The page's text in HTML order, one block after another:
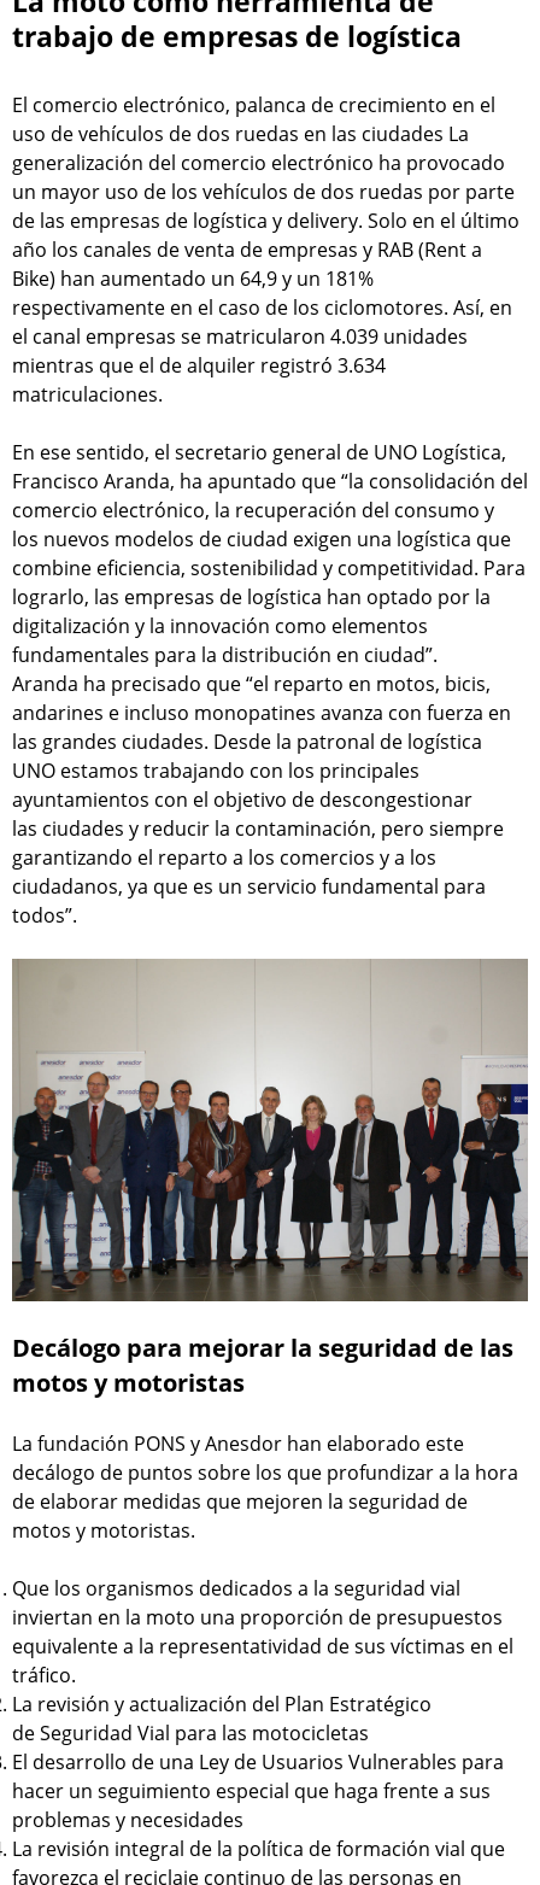
trabajo de empresas de logística
El comercio electrónico, palanca de crecimiento en el
uso de vehículos de dos ruedas en las ciudades La
generalización del comercio electrónico ha provocado
un mayor uso de los vehículos de dos ruedas por parte
de las empresas de logística y delivery. Solo en el último
año los canales de venta de empresas y RAB (Rent a
Bike) han aumentado un 64,9 y un 181%
respectivamente en el caso de los ciclomotores. Así, en
el canal empresas se matricularon 4.039 unidades
mientras que el de alquiler registró 3.634
matriculaciones.
En ese sentido, el secretario general de UNO Logística,
Francisco Aranda, ha apuntado que “la consolidación del
comercio electrónico, la recuperación del consumo y
los nuevos modelos de ciudad exigen una logística que
combine eficiencia, sostenibilidad y competitividad. Para
lograrlo, las empresas de logística han optado por la
digitalización y la innovación como elementos
fundamentales para la distribución en ciudad”.
Aranda ha precisado que “el reparto en motos, bicis,
andarines e incluso monopatines avanza con fuerza en
las grandes ciudades. Desde la patronal de logística
UNO estamos trabajando con los principales
ayuntamientos con el objetivo de descongestionar
las ciudades y reducir la contaminación, pero siempre
garantizando el reparto a los comercios y a los
ciudadanos, ya que es un servicio fundamental para
todos”.
Decálogo para mejorar la seguridad de las
motos y motoristas
La fundación PONS y Anesdor han elaborado este
decálogo de puntos sobre los que profundizar a la hora
de elaborar medidas que mejoren la seguridad de
motos y motoristas.
Que los organismos dedicados a la seguridad vial
inviertan en la moto una proporción de presupuestos
equivalente a la representatividad de sus víctimas en el
tráfico.
La revisión y actualización del Plan Estratégico
de Seguridad Vial para las motocicletas
El desarrollo de una Ley de Usuarios Vulnerables para
hacer un seguimiento especial que haga frente a sus
problemas y necesidades
La revisión integral de la política de formación vial que
favorezca el reciclaje continuo de las personas en